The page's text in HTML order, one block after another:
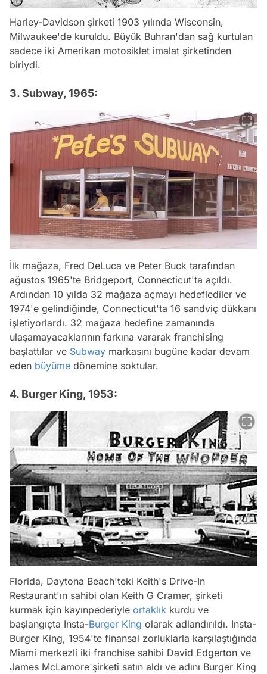
Harley-Davidson şirketi 1903 yılında Wisconsin,
Milwaukee'de kuruldu. Büyük Buhran'dan sağ kurtulan
sadece iki Amerikan motosiklet imalat şirketinden
biriydi.
3. Subway, 1965:
İlk mağaza, Fred DeLuca ve Peter Buck tarafından
ağustos 1965'te Bridgeport, Connecticut'ta açıldı.
Ardından 10 yılda 32 mağaza açmayı hedeflediler ve
1974'e gelindiğinde, Connecticut'ta 16 sandviç dükkanı
işletiyorlardı. 32 mağaza hedefine zamanında
ulaşamayacaklarının farkına vararak franchising
başlattılar ve Subway markasını bugüne kadar devam
eden büyüme dönemine soktular.
4. Burger King, 1953:
Florida, Daytona Beach'teki Keith's Drive-In
Restaurant'ın sahibi olan Keith G Cramer, şirketi
kurmak için kayınpederiyle ortaklık kurdu ve
başlangıçta Insta-Burger King olarak adlandırıldı. Insta-
Burger King, 1954'te finansal zorluklarla karşılaştığında
Miami merkezli iki franchise sahibi David Edgerton ve
James McLamore şirketi satın aldı ve adını Burger King